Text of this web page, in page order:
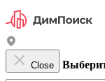
Close